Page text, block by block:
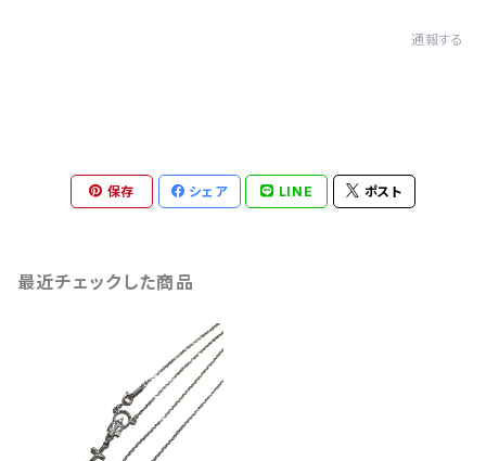
通報する
保存 シェア LINE ポスト
最近チェックした商品